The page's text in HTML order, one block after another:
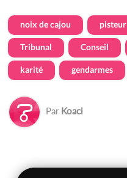
noix de cajou pisteur
Tribunal Conseil
karité gendarmes
Par Koaci